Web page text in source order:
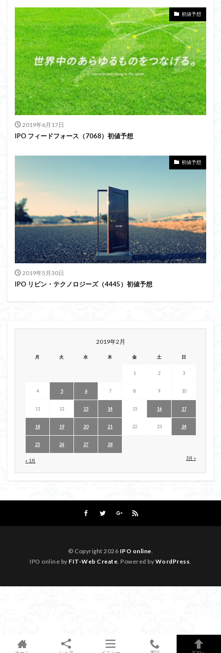
初値予想
2019年6月17日
IPO フィードフォース（7068）初値予想
初値予想
2019年5月30日
IPO リビン・テクノロジーズ（4445）初値予想
2019年2月
月 火 水 木 金 土 日
« 1月 3月 »
1 2 3
4 5 6 7 8 9 10
11 12 13 14 15 16 17
18 19 20 21 22 23 24
25 26 27 28
© Copyright 2026 IPO online.
IPO online by FIT-Web Create. Powered by WordPress.